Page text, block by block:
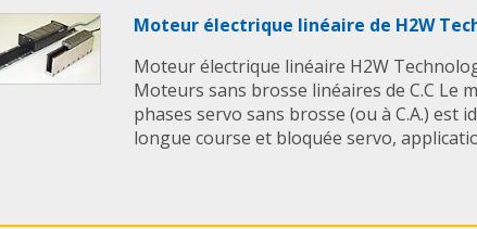
tandis que l'autre
Dans les
non magnétique
employée entre le
réaction pour fournir
* Grand choix de
Moteur électrique linéaire de H2W
Moteur électrique linéaire H2W
Moteurs sans brosse linéaires de C.C Le
phases servo sans brosse (ou à C.A.) est
longue course et bloquée servo,